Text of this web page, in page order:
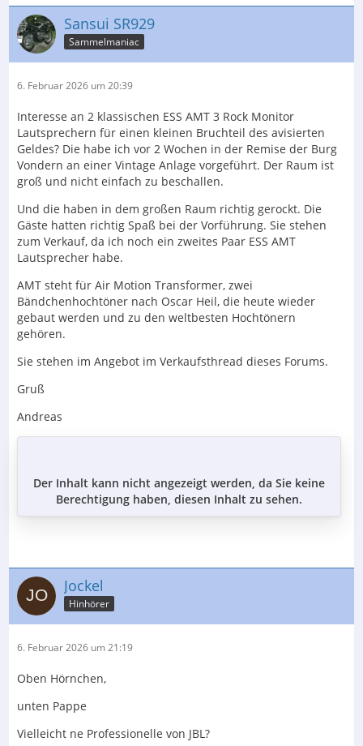
angeschaut und diese klingen vielversprechend:
...
Sansui SR929
Sammelmaniac
6. Februar 2026 um 20:39
Interesse an 2 klassischen ESS AMT 3 Rock Monitor
Lautsprechern für einen kleinen Bruchteil des avisierten
Geldes? Die habe ich vor 2 Wochen in der Remise der Burg
Vondern an einer Vintage Anlage vorgeführt. Der Raum ist
groß und nicht einfach zu beschallen.
Und die haben in dem großen Raum richtig gerockt. Die
Gäste hatten richtig Spaß bei der Vorführung. Sie stehen
zum Verkauf, da ich noch ein zweites Paar ESS AMT
Lautsprecher habe.
AMT steht für Air Motion Transformer, zwei
Bändchenhochtöner nach Oscar Heil, die heute wieder
gebaut werden und zu den weltbesten Hochtönern
gehören.
Sie stehen im Angebot im Verkaufsthread dieses Forums.
Gruß
Andreas
Der Inhalt kann nicht angezeigt werden, da Sie keine
Berechtigung haben, diesen Inhalt zu sehen.
Jockel
Hinhörer
6. Februar 2026 um 21:19
Oben Hörnchen,
unten Pappe
Vielleicht ne Professionelle von JBL?